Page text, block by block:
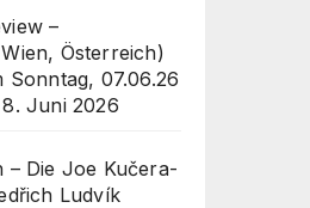
–
Österreich)
Sonntag, 07.06.26
8. Juni 2026
– Die Joe Kučera-
Ludvík